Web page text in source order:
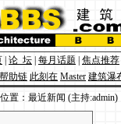
论 坛 每月话题 焦点推荐
帮助链 此刻在 Master 建筑瀑
置：最近新闻 (主持:admin)